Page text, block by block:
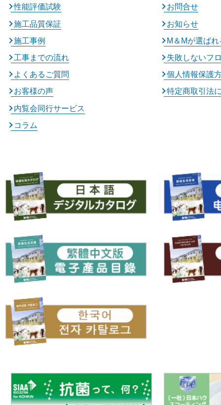
性能評価試験
施工品質保証
施工事例
工事までの流れ
よくあるご質問
お客様の声
内覧会同行サービス
コラム
お問合せ
お知らせ
M＆Mが選ば
失敗しないフ
個人情報保護
特定商取引法